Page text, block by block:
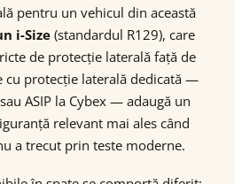
pentru un vehicul din această
i-Size (standardul R129), care
de protecție laterală față de
cu protecție laterală dedicată —
ASIP la Cybex — adaugă un
relevant mai ales când
a trecut prin teste moderne.